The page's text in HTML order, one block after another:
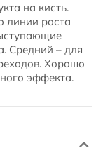
на кисть.
линии роста
Средний – для
Хорошо
эффекта.